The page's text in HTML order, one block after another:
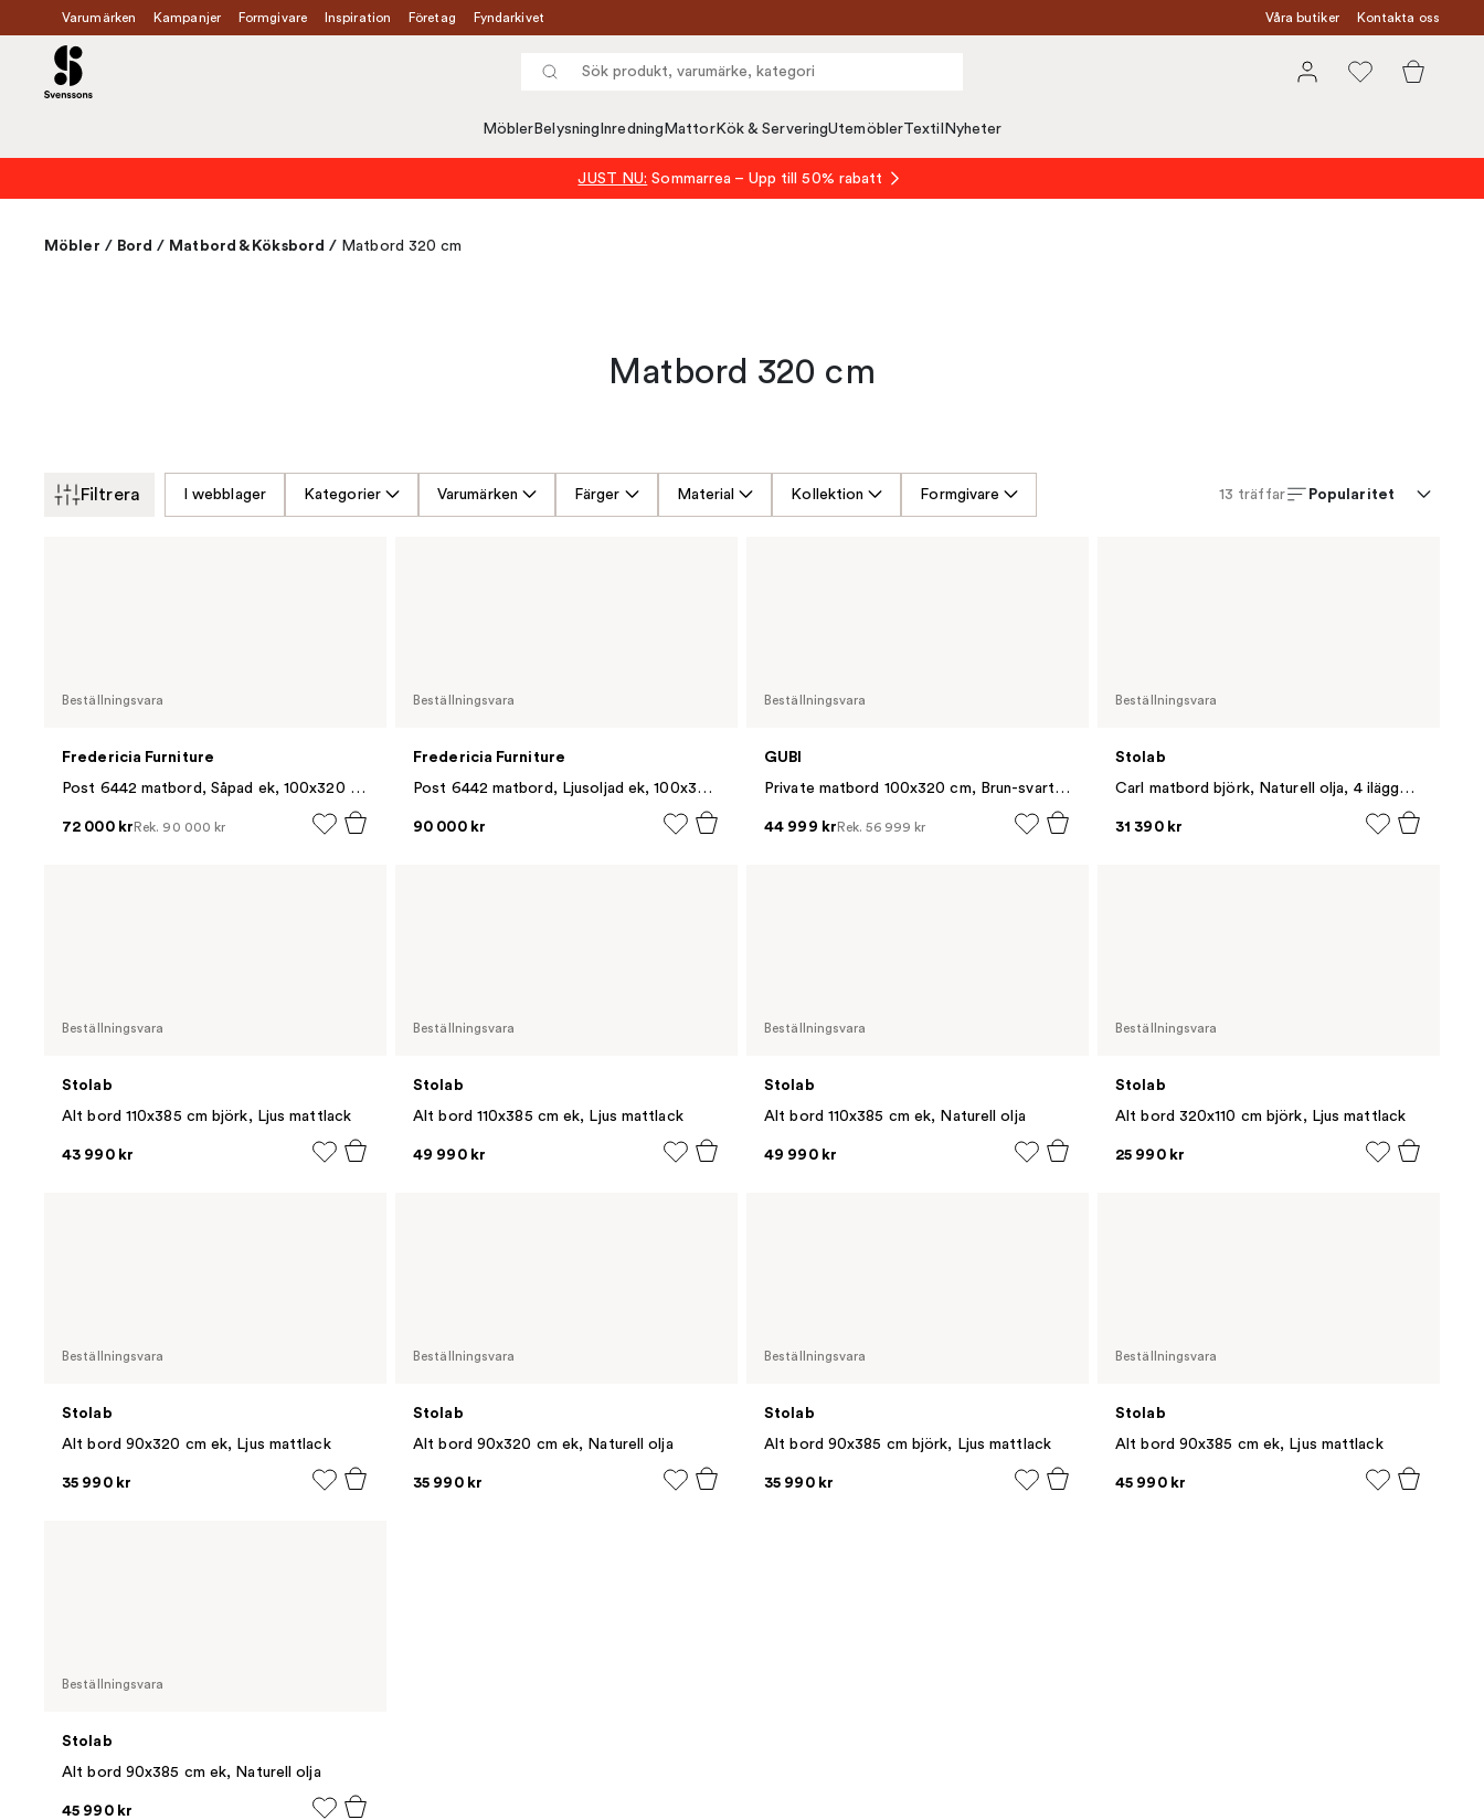
Varumärken Kampanjer Formgivare Inspiration Företag Fyndarkivet Våra butiker Kontakta oss
Möbler Belysning Inredning MattorKök & ServeringUtemöblerTextil Nyheter
JUST NU: Sommarrea – Upp till 50% rabatt
Möbler / Bord / Matbord & Köksbord / Matbord 320 cm
Matbord 320 cm
Filtrera I webblager Kategorier Varumärken Färger Material Kollektion Formgivare 13 träffar Popularitet
Beställningsvara
Fredericia Furniture
Post 6442 matbord, Såpad ek, 100x320 cm
72 000 kr Rek. 90 000 kr
Beställningsvara
Fredericia Furniture
Post 6442 matbord, Ljusoljad ek, 100x320 cm
90 000 kr
Beställningsvara
GUBI
Private matbord 100x320 cm, Brun-svartbetsad ek
44 999 kr Rek.56 999 kr
Beställningsvara
Stolab
Carl matbord björk, Naturell olja, 4 ilägg+stödben
31 390 kr
Beställningsvara
Stolab
Alt bord 110x385 cm björk, Ljus mattlack
43 990 kr
Beställningsvara
Stolab
Alt bord 110x385 cm ek, Ljus mattlack
49 990 kr
Beställningsvara
Stolab
Alt bord 110x385 cm ek, Naturell olja
49 990 kr
Beställningsvara
Stolab
Alt bord 320x110 cm björk, Ljus mattlack
25 990 kr
Beställningsvara
Stolab
Alt bord 90x320 cm ek, Ljus mattlack
35 990 kr
Beställningsvara
Stolab
Alt bord 90x320 cm ek, Naturell olja
35 990 kr
Beställningsvara
Stolab
Alt bord 90x385 cm björk, Ljus mattlack
35 990 kr
Beställningsvara
Stolab
Alt bord 90x385 cm ek, Ljus mattlack
45 990 kr
Beställningsvara
Stolab
Alt bord 90x385 cm ek, Naturell olja
45 990 kr